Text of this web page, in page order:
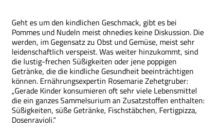
Geht es um den kindlichen Geschmack, gibt es bei
Pommes und Nudeln meist ohnedies keine Diskussion. Die
werden, im Gegensatz zu Obst und Gemüse, meist sehr
leidenschaftlich verspeist. Was weiter hinzukommt, sind
die lustig-frechen Süßigkeiten oder jene poppigen
Getränke, die die kindliche Gesundheit beeinträchtigen
können. Ernährungsexpertin Rosemarie Zehetgruber:
„Gerade Kinder konsumieren oft sehr viele Lebensmittel
die ein ganzes Sammelsurium an Zusatzstoffen enthalten:
Süßigkeiten, süße Getränke, Fischstäbchen, Fertigpizza,
Dosenravioli.“